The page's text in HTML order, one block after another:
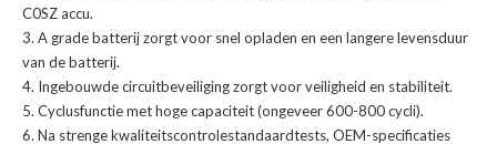
C0SZ accu.
A grade batterij zorgt voor snel opladen en een langere levensduur
van de batterij.
Ingebouwde circuitbeveiliging zorgt voor veiligheid en stabiliteit.
Cyclusfunctie met hoge capaciteit (ongeveer 600-800 cycli).
Na strenge kwaliteitscontrolestandaardtests, OEM-specificaties